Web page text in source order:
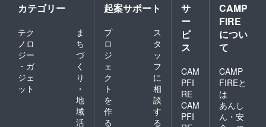
カテゴリー
テク
ノロ
ジー
・ガ
ジェ
ット
ま
ち
づ
く
り
・
地
域
活
起案サポート
プ
ロ
ジ
ェ
ク
ト
を
作
る
ス
タ
ッ
フ
に
相
談
す
る
サ
ー
ビ
ス
CAM
PFI
RE
CAM
PFI
CAMP
FIRE
につい
て
CAMP
FIREと
は
あんし
ん・安